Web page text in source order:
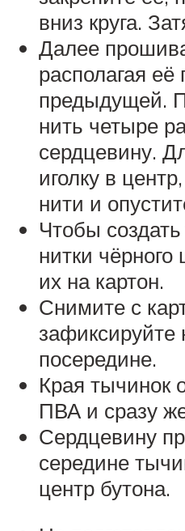
вниз круга.
Далее
располагая
предыдущей.
нить четыре
сердцевину.
иголку в
нити и
Чтобы
нитки
их на картон.
Снимите с
зафиксируйте
посередине.
Края тычинок
ПВА и сразу
Сердцевину
середине
центр бутона.